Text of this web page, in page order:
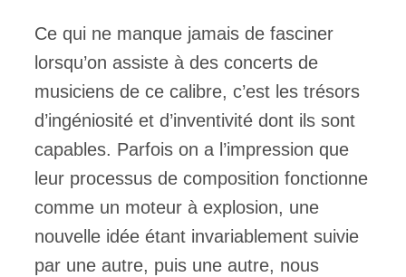
Ce qui ne manque jamais de fasciner
lorsqu’on assiste à des concerts de
musiciens de ce calibre, c’est les trésors
d’ingéniosité et d’inventivité dont ils sont
capables. Parfois on a l’impression que
leur processus de composition fonctionne
comme un moteur à explosion, une
nouvelle idée étant invariablement suivie
par une autre, puis une autre, nous